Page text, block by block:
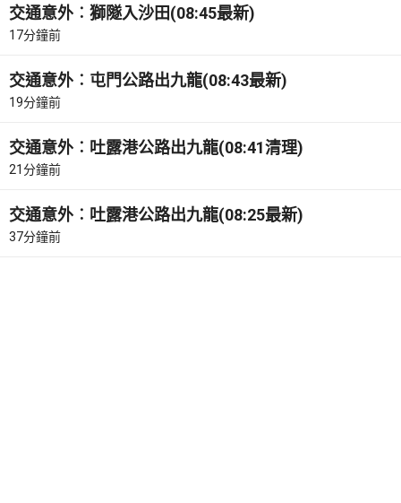
交通意外︰獅隧入沙田(08:45最新)
17分鐘前
交通意外︰屯門公路出九龍(08:43最新)
19分鐘前
交通意外︰吐露港公路出九龍(08:41清理)
21分鐘前
交通意外︰吐露港公路出九龍(08:25最新)
37分鐘前